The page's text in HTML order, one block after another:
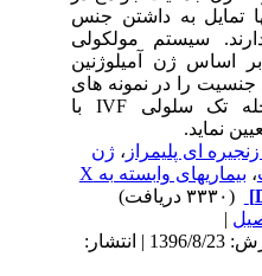
به داشتن جنس
سیستم مولکولی
اساس ژن آمیلوژنین
را در نمونه های
خون، CV و در مرحله تک سلولی IVF با
نماید.
ای پلیمراز ، ژن
بیماریهای وابسته به X
|
دریافت: 1391/10/5 | پذیرش: 1396/8/23 | انتشار: